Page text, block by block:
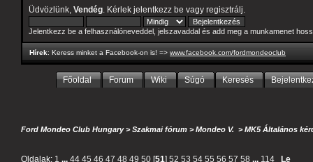
Üdvözlünk, Vendég . Kérlek jelentkezz be vagy regisztrálj
Jelentkezz be a felhasználóneveddel, jelszavaddal és add meg a munkamenet
Hírek: Keress minket a Facebook-on is! => www.facebook.com/fordmondeoclub
Főoldal Forum Wiki Súgó Keresés
Ford Mondeo Club Hungary>Szakmai fórum >Mondeo V. >MK5 Általános
Oldalak: 1 ... 44 45 46 47 48 49 50 [51] 52 53 54 55 56 57 58 ... 114
Le